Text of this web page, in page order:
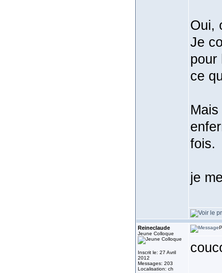
Oui,
Je
pour
ce
fois.
je
Reineclaude
Jeune Colloque
Inscrit le: 27 Avril
2012
Messages: 203
Localisation: ch